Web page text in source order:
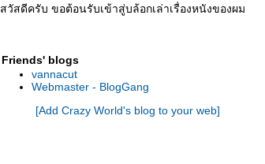
สวัสดีครับ ขอต้อนรับเข้าสู่บล้อกเล่าเรื่องหนังของผม
Friends' blogs
vannacut
Webmaster - BlogGang
[Add Crazy World's blog to your web]